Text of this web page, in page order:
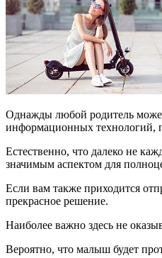
Однажды любой родитель
информационных технологий,
Естественно, что далеко не
значимым аспектом для
Если вам также приходится
прекрасное решение.
Наиболее важно здесь не
Вероятно, что малыш будет